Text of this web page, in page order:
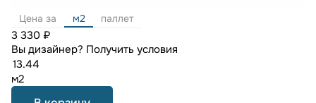
Цена за м2 паллет
3 330 ₽
Вы дизайнер? Получить условия
м2